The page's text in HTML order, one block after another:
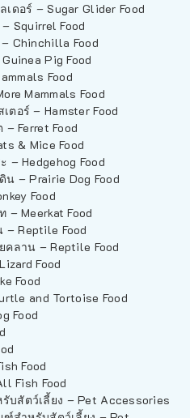
เดอร์ – Sugar Glider Food
Squirrel Food
Chinchilla Food
Pig Food
Food
Mammals Food
ตอร์ – Hamster Food
– Ferret Food
& Mice Food
– Hedgehog Food
น – Prairie Dog Food
Food
– Meerkat Food
– Reptile Food
คลาน – Reptile Food
Food
Food
and Tortoise Food
Food
Food
Fish Food
สัตว์เลี้ยง – Pet Accessories